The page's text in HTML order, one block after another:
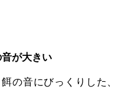
が大きい
の音にびっくりした、